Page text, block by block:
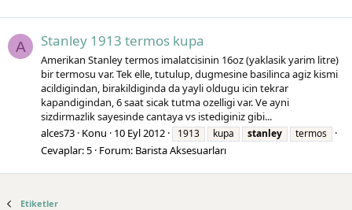
A Stanley 1913 termos kupa
Amerikan Stanley termos imalatcisinin 16oz (yaklasik yarim litre)
bir termosu var. Tek elle, tutulup, dugmesine basilinca agiz kismi
acildigindan, birakildiginda da yayli oldugu icin tekrar
kapandigindan, 6 saat sicak tutma ozelligi var. Ve ayni
sizdirmazlik sayesinde cantaya vs istediginiz gibi...
alces73 Konu 10 Eyl 2012 1913 kupa stanley termos
Cevaplar: 5 Forum: Barista Aksesuarları
Etiketler